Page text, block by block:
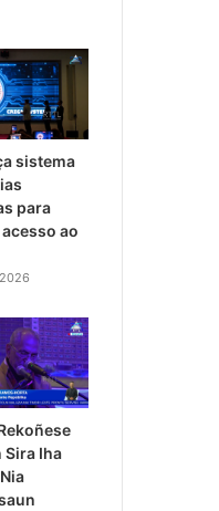
sistema
para
ao
Iha